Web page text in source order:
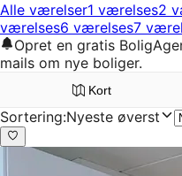
Alle værelser1 værelses2
værelses6 værelses7
Opret en gratis
mails om nye boliger.
Kort
Sortering:Nyeste øverst